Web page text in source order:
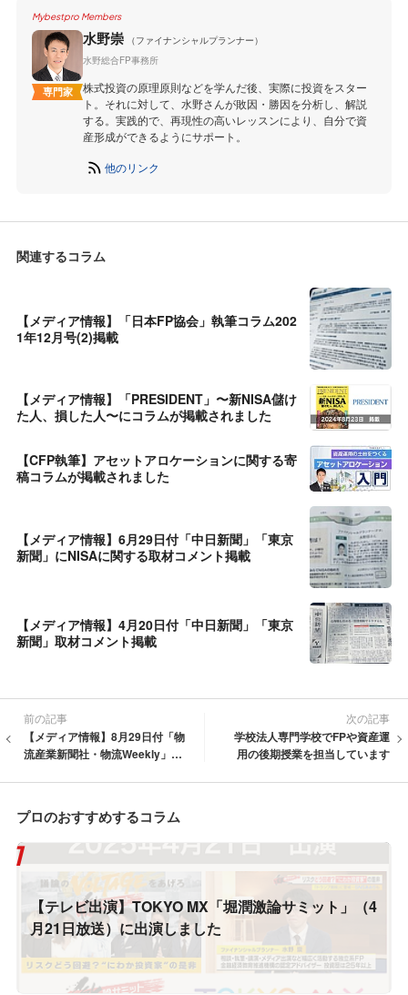
Mybestpro Members
専門家
水野崇
（ファイナンシャルプランナー）
水野総合FP事務所
株式投資の原理原則などを学んだ後、実際に投資をスター
ト。それに対して、水野さんが敗因・勝因を分析し、解説
する。実践的で、再現性の高いレッスンにより、自分で資
産形成ができるようにサポート。
他のリンク
関連するコラム
【メディア情報】「日本FP協会」執筆コラム202
1年12月号(2)掲載
【メディア情報】「PRESIDENT」〜新NISA儲け
た人、損した人〜にコラムが掲載されました
【CFP執筆】アセットアロケーションに関する寄
稿コラムが掲載されました
【メディア情報】6月29日付「中日新聞」「東京
新聞」にNISAに関する取材コメント掲載
【メディア情報】4月20日付「中日新聞」「東京
新聞」取材コメント掲載
前の記事
【メディア情報】8月29日付「物
流産業新聞社・物流Weekly」1
次の記事
学校法人専門学校でFPや資産運
用の後期授業を担当しています
プロのおすすめするコラム
【テレビ出演】TOKYO MX「堀潤激論サミット」（4
月21日放送）に出演しました